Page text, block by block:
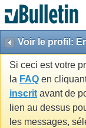
Voir le profil:
Si ceci est votre
la FAQ en
inscrit avant de
lien au dessus
les messages,